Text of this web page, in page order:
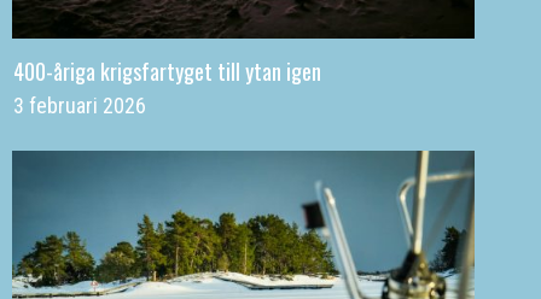
400-åriga krigsfartyget till ytan igen
3 februari 2026